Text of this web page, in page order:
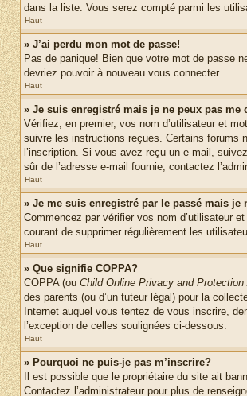
dans la liste. Vous serez compté parmi les
Haut
» J’ai perdu mon mot de passe!
Pas de panique! Bien que votre mot de passe
devriez pouvoir à nouveau vous connecter.
Haut
» Je suis enregistré mais je ne peux pas me
Vérifiez, en premier, vos nom d’utilisateur et
suivre les instructions reçues. Certains forums
l’inscription. Si vous avez reçu un e-mail,
sûr de l’adresse e-mail fournie, contactez
Haut
» Je me suis enregistré par le passé mais je
Commencez par vérifier vos nom d’utilisateur
courant de supprimer régulièrement les
Haut
» Que signifie COPPA?
COPPA (ou Child Online Privacy and Protection
des parents (ou d’un tuteur légal) pour la
Internet auquel vous tentez de vous inscrire,
l’exception de celles soulignées ci-dessous.
Haut
» Pourquoi ne puis-je pas m’inscrire?
Il est possible que le propriétaire du site ait
Contactez l’administrateur pour plus de